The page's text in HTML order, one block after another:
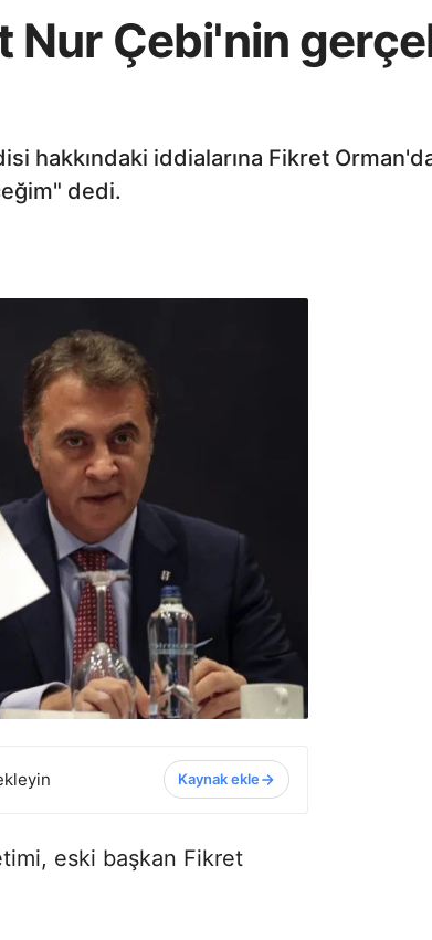
Nur Çebi'nin
hakkındaki iddialarına Fikret
dedi.
Kaynak ekle
eski başkan Fikret